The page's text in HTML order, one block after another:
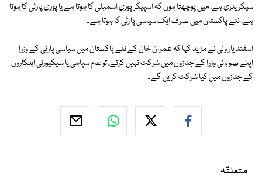
سیکریٹری ہے، میں پوچھتا ہوں کہ اسپیکر پوری اسمبلی کا ہوتا ہے یا پوری پارٹی کا ہوتا
ہے، نئے پاکستان میں صرف ایک سیاسی پارٹی کا ہوتا ہے۔
اسفند یار ولی نے مزید کہا کہ عمران خان کے نئے پاکستان میں سیاسی پارٹی کے وزرا
اپنے صوبائی وزرا کے جنازوں میں شرکت نہيں کرتے، تو عام سپاہی یا سیکیورٹی اہلکاروں
کے جنازوں میں کیا شرکت کریں گے۔
متعلقہ